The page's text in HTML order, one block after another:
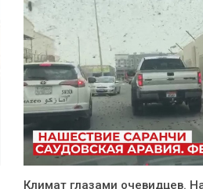
Климат глазами очевидцев.